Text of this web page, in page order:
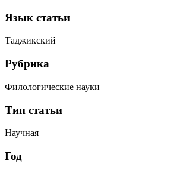
Язык статьи
Таджикский
Рубрика
Филологические науки
Тип статьи
Научная
Год